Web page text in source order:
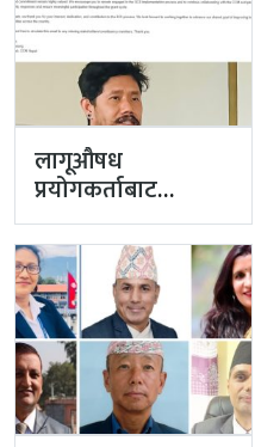
लागूऔषध
प्रयोगकर्ताबाट
सीसीएम उपाध्यक्ष
बनेका गुरुङको अवैध
इमेलले उठायो
अध्यक्ष…